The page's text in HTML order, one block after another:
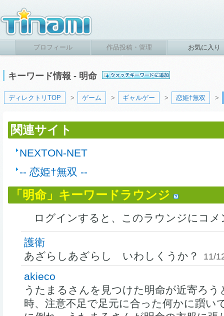
プロフィール 作品投稿・管理 お気に入り
キーワード情報 - 明命
ディレクトリTOP > ゲーム > ギャルゲー > 恋姫†無双 >
関連サイト
NEXTON-NET
-- 恋姫†無双 --
「明命」キーワードラウンジ
ログインすると、このラウンジにコ
護衛
あざらしあざらし いわしくうか？
11/
akieco
うたまるさんを見つけた明命が近寄ろう
時、注意不足で足元に合った何かに躓い